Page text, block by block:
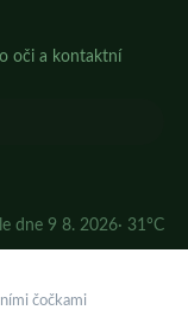
oči a kontaktní
dne 9 8. 2026· 31°C
čočkami